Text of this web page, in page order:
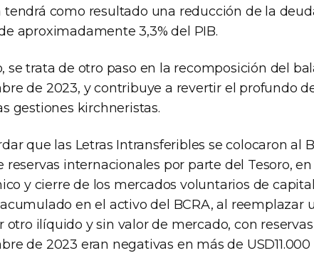
tendrá como resultado una reducción de la
aproximadamente 3,3% del PIB.
se trata de otro paso en la recomposición del
de 2023, y contribuye a revertir el profundo
gestiones kirchneristas.
que las Letras Intransferibles se colocaron al
reservas internacionales por parte del Tesoro,
y cierre de los mercados voluntarios de
en el activo del BCRA, al reemplazar
otro ilíquido y sin valor de mercado, con
de 2023 eran negativas en más de